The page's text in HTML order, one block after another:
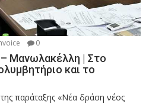
0
Μανωλακέλλη | Στο
και το
παράταξης «Νέα δράση νέος